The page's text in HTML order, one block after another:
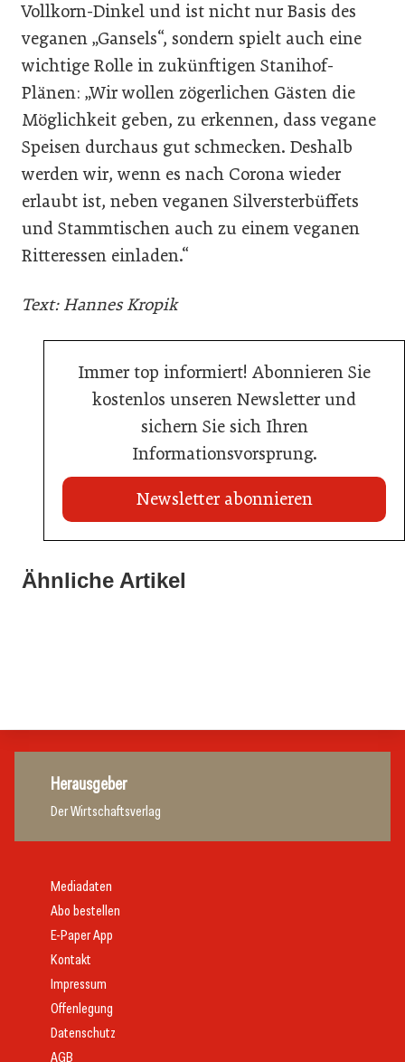
Vollkorn-Dinkel und ist nicht nur Basis des
veganen „Gansels“, sondern spielt auch eine
wichtige Rolle in zukünftigen Stanihof-
Plänen: „Wir wollen zögerlichen Gästen die
Möglichkeit geben, zu erkennen, dass vegane
Speisen durchaus gut schmecken. Deshalb
werden wir, wenn es nach Corona wieder
erlaubt ist, neben veganen Silversterbüffets
und Stammtischen auch zu einem veganen
Ritteressen einladen.“
Text: Hannes Kropik
Immer top informiert! Abonnieren Sie
kostenlos unseren Newsletter und
sichern Sie sich Ihren
Informationsvorsprung.
Newsletter abonnieren
Ähnliche Artikel
War die Fußball-WM 2026 für Ihren Betrieb ein
21. Juli 2026
Stipendium für Nachwuchstalent in der Wiener
Herausgeber
Der Wirtschaftsverlag
Mediadaten
Abo bestellen
E-Paper App
Kontakt
Impressum
Offenlegung
Datenschutz
AGB